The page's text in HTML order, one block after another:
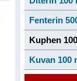
Fenterin
Kuphen
Kuvan 100